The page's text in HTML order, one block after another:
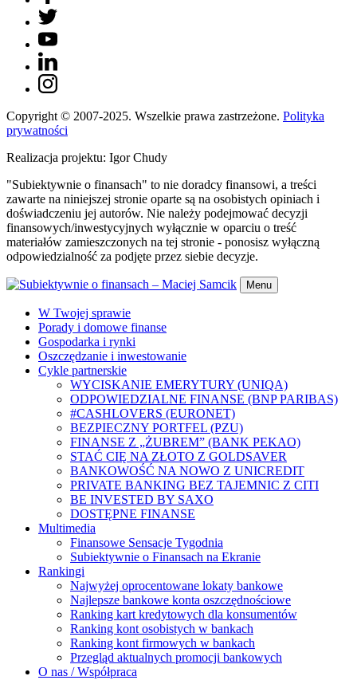
Copyright © 2007-2025. Wszelkie prawa zastrzeżone. Polityka
prywatności
Realizacja projektu: Igor Chudy
"Subiektywnie o finansach" to nie doradcy finansowi, a treści
zawarte na niniejszej stronie oparte są na osobistych opiniach i
doświadczeniu jej autorów. Nie należy podejmować decyzji
finansowych/inwestycyjnych wyłącznie w oparciu o treść
materiałów zamieszczonych na tej stronie - ponosisz wyłączną
odpowiedzialność za podjęte przez siebie decyzje.
Menu
W Twojej sprawie
Porady i domowe finanse
Gospodarka i rynki
Oszczędzanie i inwestowanie
Cykle partnerskie
WYCISKANIE EMERYTURY (UNIQA)
ODPOWIEDZIALNE FINANSE (BNP PARIBAS)
#CASHLOVERS (EURONET)
BEZPIECZNY PORTFEL (PZU)
FINANSE Z „ŻUBREM” (BANK PEKAO)
STAĆ CIĘ NA ZŁOTO Z GOLDSAVER
BANKOWOŚĆ NA NOWO Z UNICREDIT
PRIVATE BANKING BEZ TAJEMNIC Z CITI
BE INVESTED BY SAXO
DOSTĘPNE FINANSE
Multimedia
Finansowe Sensacje Tygodnia
Subiektywnie o Finansach na Ekranie
Rankingi
Najwyżej oprocentowane lokaty bankowe
Najlepsze bankowe konta oszczędnościowe
Ranking kart kredytowych dla konsumentów
Ranking kont osobistych w bankach
Ranking kont firmowych w bankach
Przegląd aktualnych promocji bankowych
O nas / Współpraca